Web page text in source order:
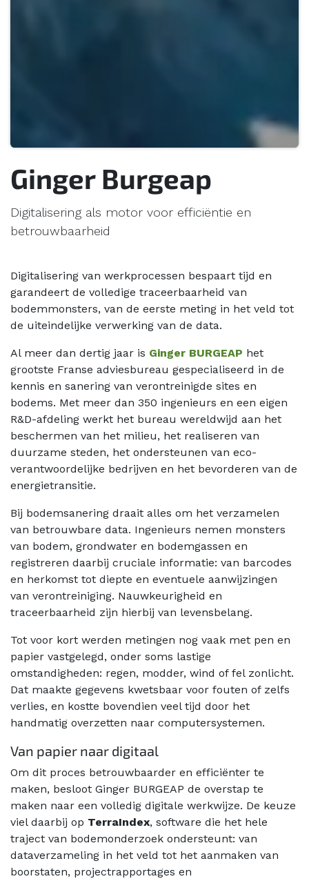
Ginger Burgeap
Digitalisering als motor voor efficiëntie en
betrouwbaarheid
Digitalisering van werkprocessen bespaart tijd en
garandeert de volledige traceerbaarheid van
bodemmonsters, van de eerste meting in het veld tot
de uiteindelijke verwerking van de data.
Al meer dan dertig jaar is Ginger BURGEAP het
grootste Franse adviesbureau gespecialiseerd in de
kennis en sanering van verontreinigde sites en
bodems. Met meer dan 350 ingenieurs en een eigen
R&D-afdeling werkt het bureau wereldwijd aan het
beschermen van het milieu, het realiseren van
duurzame steden, het ondersteunen van eco-
verantwoordelijke bedrijven en het bevorderen van de
energietransitie.
Bij bodemsanering draait alles om het verzamelen
van betrouwbare data. Ingenieurs nemen monsters
van bodem, grondwater en bodemgassen en
registreren daarbij cruciale informatie: van barcodes
en herkomst tot diepte en eventuele aanwijzingen
van verontreiniging. Nauwkeurigheid en
traceerbaarheid zijn hierbij van levensbelang.
Tot voor kort werden metingen nog vaak met pen en
papier vastgelegd, onder soms lastige
omstandigheden: regen, modder, wind of fel zonlicht.
Dat maakte gegevens kwetsbaar voor fouten of zelfs
verlies, en kostte bovendien veel tijd door het
handmatig overzetten naar computersystemen.
V​an papier​ naar digitaal
Om dit proces betrouwbaarder en efficiënter te
maken, besloot Ginger BURGEAP de overstap te
maken naar een volledig digitale werkwijze. De keuze
viel daarbij op TerraIndex, software die het hele
traject van bodemonderzoek ondersteunt: van
dataverzameling in het veld tot het aanmaken van
boorstaten, projectrapportages en